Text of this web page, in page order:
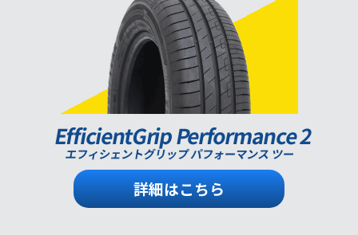
EfficientGrip Performance 2
エフィシェントグリップ パフォーマンス ツー
詳細はこちら